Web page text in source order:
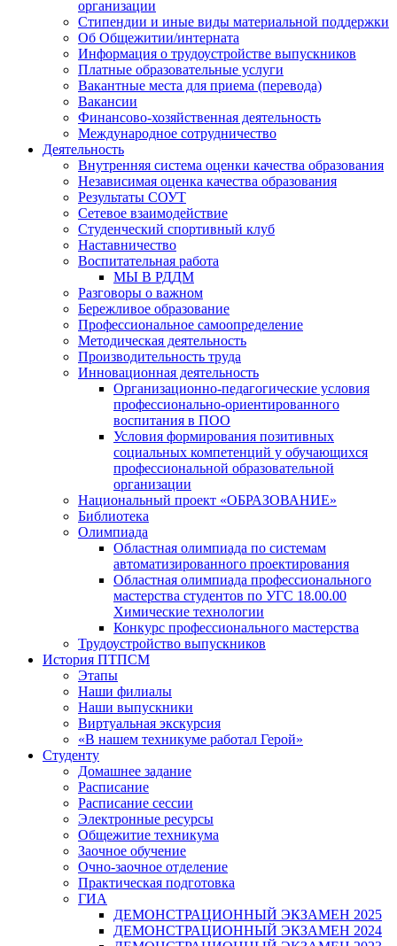
организации
Стипендии и иные виды материальной поддержки
Об Общежитии/интерната
Информация о трудоустройстве выпускников
Платные образовательные услуги
Вакантные места для приема (перевода)
Вакансии
Финансово-хозяйственная деятельность
Международное сотрудничество
Деятельность
Внутренняя система оценки качества образования
Независимая оценка качества образования
Результаты СОУТ
Сетевое взаимодействие
Студенческий спортивный клуб
Наставничество
Воспитательная работа
МЫ В РДДМ
Разговоры о важном
Бережливое образование
Профессиональное самоопределение
Методическая деятельность
Производительность труда
Инновационная деятельность
Организационно-педагогические условия
профессионально-ориентированного
воспитания в ПОО
Условия формирования позитивных
социальных компетенций у обучающихся
профессиональной образовательной
организации
Национальный проект «ОБРАЗОВАНИЕ»
Библиотека
Олимпиада
Областная олимпиада по системам
автоматизированного проектирования
Областная олимпиада профессионального
мастерства студентов по УГС 18.00.00
Химические технологии
Конкурс профессионального мастерства
Трудоустройство выпускников
История ПТПСМ
Этапы
Наши филиалы
Наши выпускники
Виртуальная экскурсия
«В нашем техникуме работал Герой»
Студенту
Домашнее задание
Расписание
Расписание сессии
Электронные ресурсы
Общежитие техникума
Заочное обучение
Очно-заочное отделение
Практическая подготовка
ГИА
ДЕМОНСТРАЦИОННЫЙ ЭКЗАМЕН 2025
ДЕМОНСТРАЦИОННЫЙ ЭКЗАМЕН 2024